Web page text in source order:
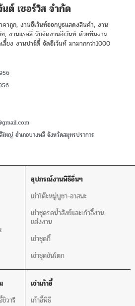
ต์ เซอร์วิส จำกัด
คาถูก, งานอีเว้นท์ออกบูธแสดงสินค้า, งาน
, งานแรลลี่ รับจัดงานอีเว้นท์ ด้วยทีมงาน
ลี้ยง งานปาร์ตี้ จัดอีเว้นท์ มามากกว่า1000
หญ่ อำเภอบางพลี จังหวัดสมุทรปราการ
อุปกรณ์งานพิธีอิ่นๆ
เช่าโต๊ะหมู่บูชา-อาสนะ
เช่าชุดรดน้ำสังข์และเก้าอี้งาน
แต่งงาน
เช่าชุดกี๋
เช่าชุดขันโตก
ชิวารี
เช่าเก้าอี้
เก้าอี้พิธี